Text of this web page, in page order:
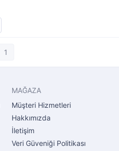
1
MAĞAZA
Müşteri Hizmetleri
Hakkımızda
İletişim
Veri Güveniği Politikası